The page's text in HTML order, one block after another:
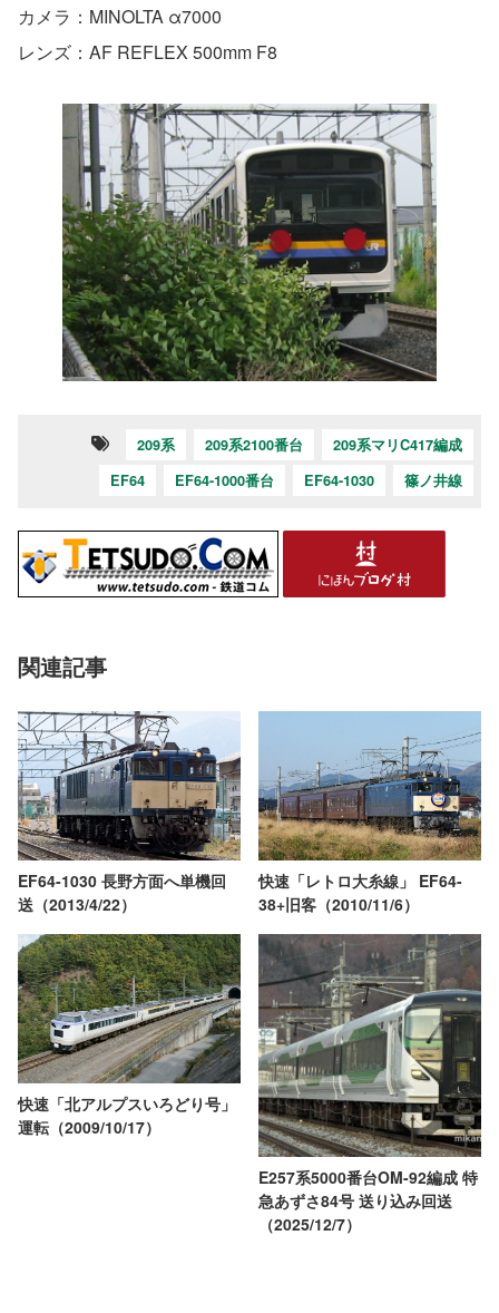
カメラ：MINOLTA α7000
レンズ：AF REFLEX 500mm F8
209系 209系2100番台
209系マリC417編成
EF64
EF64-1000番台 EF64-1030 篠ノ井線
関連記事
EF64-1030 長野方面へ単機回
送（2013/4/22）
快速「レトロ大糸線」 EF64-
38+旧客（2010/11/6）
快速「北アルプスいろどり号」
運転（2009/10/17）
E257系5000番台OM-92編成 特
急あずさ84号 送り込み回送
（2025/12/7）